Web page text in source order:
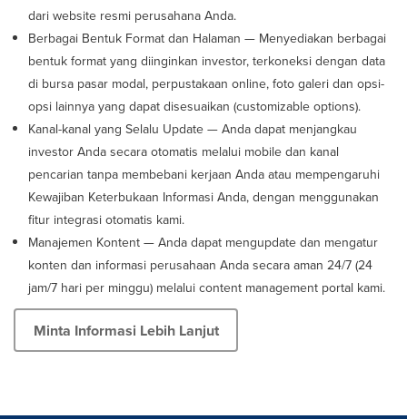
dari website resmi perusahana Anda.
Berbagai Bentuk Format dan Halaman — Menyediakan berbagai
bentuk format yang diinginkan investor, terkoneksi dengan data
di bursa pasar modal, perpustakaan online, foto galeri dan opsi-
opsi lainnya yang dapat disesuaikan (customizable options).
Kanal-kanal yang Selalu Update — Anda dapat menjangkau
investor Anda secara otomatis melalui mobile dan kanal
pencarian tanpa membebani kerjaan Anda atau mempengaruhi
Kewajiban Keterbukaan Informasi Anda, dengan menggunakan
fitur integrasi otomatis kami.
Manajemen Kontent — Anda dapat mengupdate dan mengatur
konten dan informasi perusahaan Anda secara aman 24/7 (24
jam/7 hari per minggu) melalui content management portal kami.
Minta Informasi Lebih Lanjut